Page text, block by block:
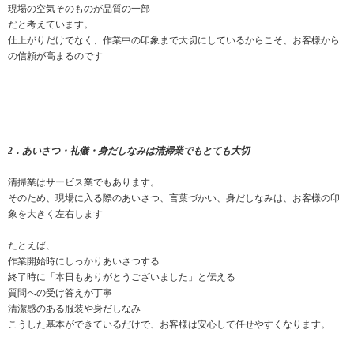
現場の空気そのものが品質の一部
だと考えています。
仕上がりだけでなく、作業中の印象まで大切にしているからこそ、お客様から
の信頼が高まるのです
2．あいさつ・礼儀・身だしなみは清掃業でもとても大切
清掃業はサービス業でもあります。
そのため、現場に入る際のあいさつ、言葉づかい、身だしなみは、お客様の印
象を大きく左右します
たとえば、
作業開始時にしっかりあいさつする
終了時に「本日もありがとうございました」と伝える
質問への受け答えが丁寧
清潔感のある服装や身だしなみ
こうした基本ができているだけで、お客様は安心して任せやすくなります。